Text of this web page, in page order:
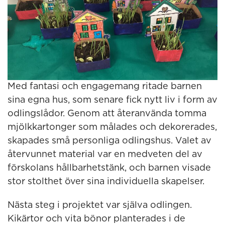
Med fantasi och engagemang ritade barnen
sina egna hus, som senare fick nytt liv i form av
odlingslådor. Genom att återanvända tomma
mjölkkartonger som målades och dekorerades,
skapades små personliga odlingshus. Valet av
återvunnet material var en medveten del av
förskolans hållbarhetstänk, och barnen visade
stor stolthet över sina individuella skapelser.
Nästa steg i projektet var själva odlingen.
Kikärtor och vita bönor planterades i de